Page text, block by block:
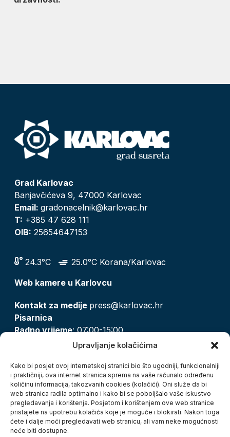
Upravljanje kolačićima
Kako bi posjet ovoj internetskoj stranici bio što ugodniji, funkcionalniji
i praktičniji, ova internet stranica sprema na vaše računalo određenu
količinu informacija, takozvanih cookies (kolačići). Oni služe da bi
web stranica radila optimalno i kako bi se poboljšalo vaše iskustvo
pregledavanja i korištenja. Posjetom i korištenjem ove web stranice
pristajete na upotrebu kolačića koje je moguće i blokirati. Nakon toga
ćete i dalje moći pregledavati web stranicu, ali vam neke mogućnosti
neće biti dostupne.
Grad Karlovac
Banjavčićeva 9, 47000 Karlovac
Email: gradonacelnik@karlovac.hr
T: +385 47 628 111
OIB: 25654647153
24.3°C
25.0°C Korana/Karlovac
Web kamere u Karlovcu
Kontakt za medije press@karlovac.hr
Pisarnica
Radno vrijeme: 07:00-15:00
pisarnica@karlovac.hr
Zaštita osobnih podataka
Pristup informacijama
Kolačići
Izjava o pristupačnosti